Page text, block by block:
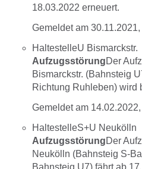
18.03.2022 erneuert.
Gemeldet am
HaltestelleU Bismarckstr.
AufzugsstörungDer
Bismarckstr. (Bahnsteig
Richtung Ruhleben) wird
Gemeldet am
HaltestelleS+U Neukölln
AufzugsstörungDer
Neukölln (Bahnsteig S-
Bahnsteig U7) fährt ab